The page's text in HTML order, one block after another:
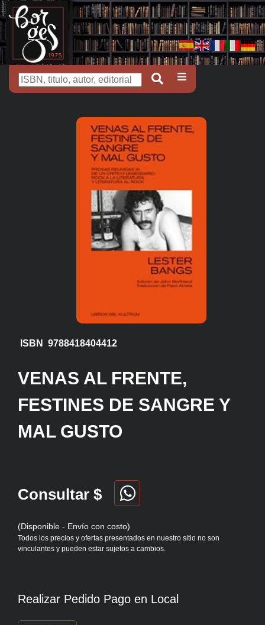
ISBN 9788418404412
VENAS AL FRENTE,
FESTINES DE SANGRE Y
MAL GUSTO
Consultar $
(Disponible - Envío con costo)
Todos los precios y ofertas presentados en nuestro sitio no son
vinculantes y pueden estar sujetos a cambios.
Realizar Pedido Pago en Local